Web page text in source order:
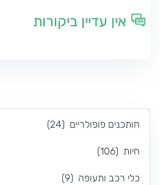
אין עדיין ביקורות
חותכנים פופולריים (
24
)
חיות (
106
)
כלי רכב ותעופה (
9
)